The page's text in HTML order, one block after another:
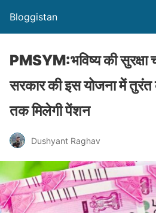
Bloggistan
PMSYM:भविष्य की सुरक्षा
सरकार की इस योजना में
तक मिलेगी पेंशन
Dushyant Raghav